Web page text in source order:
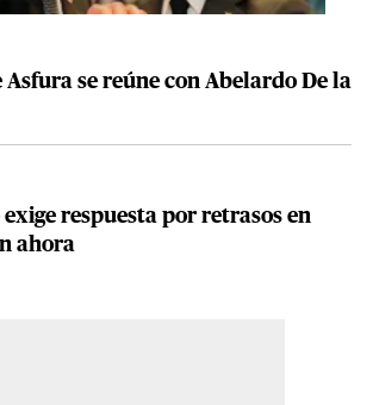
Asfura se reúne con Abelardo De la
respuesta por retrasos en
ahora